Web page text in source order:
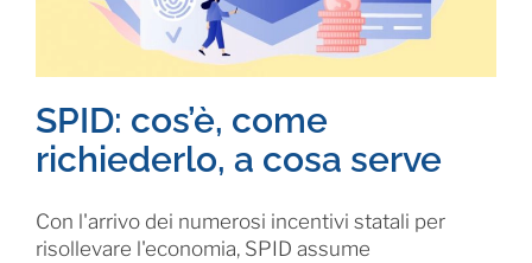
SPID: cos’è, come
richiederlo, a cosa serve
Con l'arrivo dei numerosi incentivi statali per
risollevare l'economia, SPID assume